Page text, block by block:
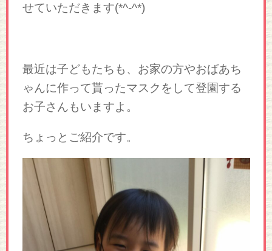
せていただきます(*^-^*)
最近は子どもたちも、お家の方やおばあち
ゃんに作って貰ったマスクをして登園する
お子さんもいますよ。
ちょっとご紹介です。